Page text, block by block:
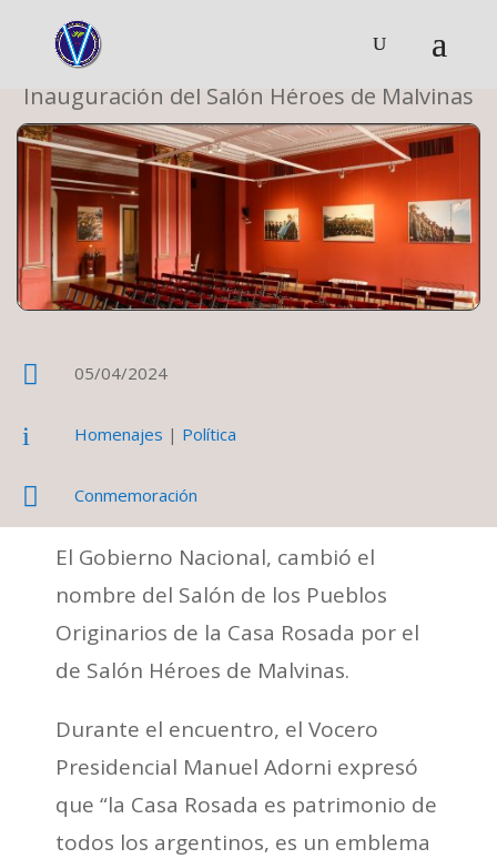
Inauguración del Salón Héroes de Malvinas
 05/04/2024
i Homenajes | Política
 Conmemoración
El Gobierno Nacional, cambió el
nombre del Salón de los Pueblos
Originarios de la Casa Rosada por el
de Salón Héroes de Malvinas.
Durante el encuentro, el Vocero
Presidencial Manuel Adorni expresó
que “la Casa Rosada es patrimonio de
todos los argentinos, es un emblema